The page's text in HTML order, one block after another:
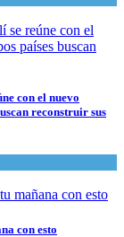
con el nuevo
reconstruir sus
con esto